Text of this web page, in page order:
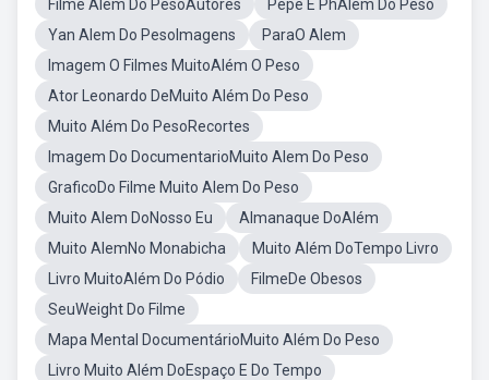
Filme Além Do PesoAutores
Pepe E PhAlem Do Peso
Yan Alem Do PesoImagens
ParaO Alem
Imagem O Filmes MuitoAlém O Peso
Ator Leonardo DeMuito Além Do Peso
Muito Além Do PesoRecortes
Imagem Do DocumentarioMuito Alem Do Peso
GraficoDo Filme Muito Alem Do Peso
Muito Alem DoNosso Eu
Almanaque DoAlém
Muito AlemNo Monabicha
Muito Além DoTempo Livro
Livro MuitoAlém Do Pódio
FilmeDe Obesos
SeuWeight Do Filme
Mapa Mental DocumentárioMuito Além Do Peso
Livro Muito Além DoEspaço E Do Tempo